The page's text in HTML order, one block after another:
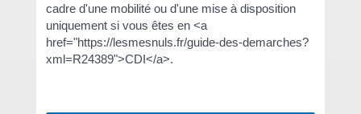
cadre d'une mobilité ou d'une mise à disposition
uniquement si vous êtes en <a
href="https://lesmesnuls.fr/guide-des-demarches?
xml=R24389">CDI</a>.